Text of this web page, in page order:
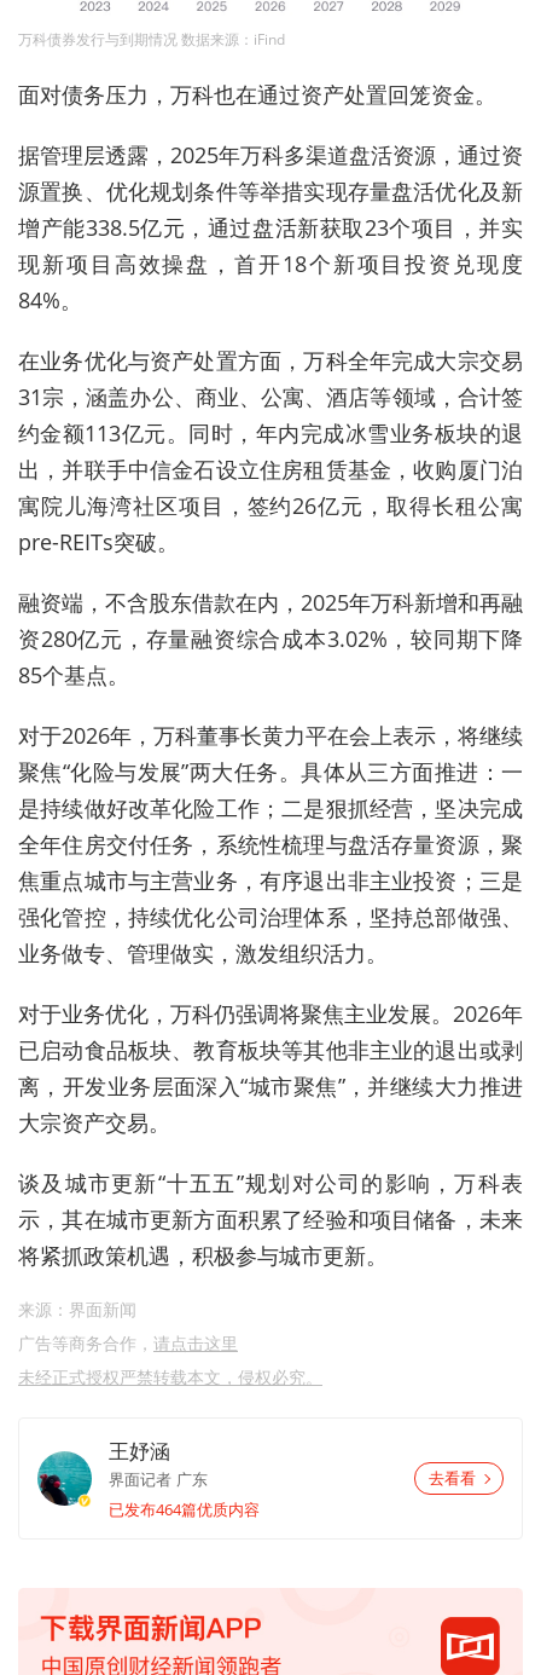
万科债券发行与到期情况 数据来源：iFind
面对债务压力，万科也在通过资产处置回笼资金。
据管理层透露，2025年万科多渠道盘活资源，通过资
源置换、优化规划条件等举措实现存量盘活优化及新
增产能338.5亿元，通过盘活新获取23个项目，并实
现新项目高效操盘，首开18个新项目投资兑现度
84%。
在业务优化与资产处置方面，万科全年完成大宗交易
31宗，涵盖办公、商业、公寓、酒店等领域，合计签
约金额113亿元。同时，年内完成冰雪业务板块的退
出，并联手中信金石设立住房租赁基金，收购厦门泊
寓院儿海湾社区项目，签约26亿元，取得长租公寓
pre-REITs突破。
融资端，不含股东借款在内，2025年万科新增和再融
资280亿元，存量融资综合成本3.02%，较同期下降
85个基点。
对于2026年，万科董事长黄力平在会上表示，将继续
聚焦“化险与发展”两大任务。具体从三方面推进：一
是持续做好改革化险工作；二是狠抓经营，坚决完成
全年住房交付任务，系统性梳理与盘活存量资源，聚
焦重点城市与主营业务，有序退出非主业投资；三是
强化管控，持续优化公司治理体系，坚持总部做强、
业务做专、管理做实，激发组织活力。
对于业务优化，万科仍强调将聚焦主业发展。2026年
已启动食品板块、教育板块等其他非主业的退出或剥
离，开发业务层面深入“城市聚焦”，并继续大力推进
大宗资产交易。
谈及城市更新“十五五”规划对公司的影响，万科表
示，其在城市更新方面积累了经验和项目储备，未来
将紧抓政策机遇，积极参与城市更新。
来源：界面新闻
广告等商务合作， 请点击这里
未经正式授权严禁转载本文，侵权必究。
王妤涵
界面记者 广东
已发布464篇优质内容
去看看